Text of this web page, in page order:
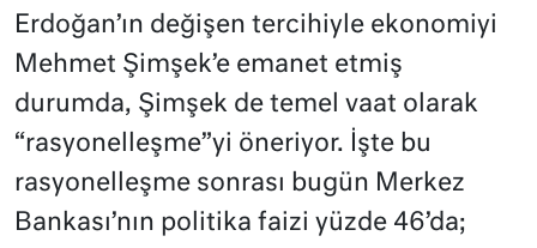
Erdoğan’ın değişen tercihiyle ekonomiyi
Mehmet Şimşek’e emanet etmiş
durumda, Şimşek de temel vaat olarak
“rasyonelleşme”yi öneriyor. İşte bu
rasyonelleşme sonrası bugün Merkez
Bankası’nın politika faizi yüzde 46’da;